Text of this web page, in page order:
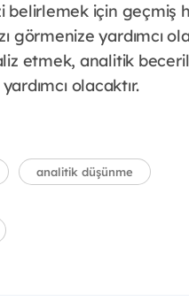
belirlemek için geçmiş
görmenize yardımcı
etmek, analitik
olacaktır.
analitik düşünme